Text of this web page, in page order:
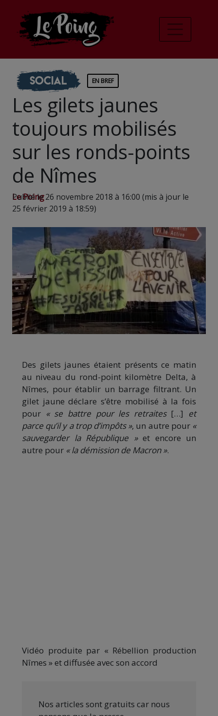
Social EN BREF
Les gilets jaunes
toujours mobilisés
sur les ronds-points
de Nîmes
Le Poing
Publié le 26 novembre 2018 à 16:00 (mis à jour le
25 février 2019 à 18:59)
Des gilets jaunes étaient présents ce matin
au niveau du rond-point kilomètre Delta, à
Nîmes, pour établir un barrage filtrant. Un
gilet jaune déclare s’être mobilisé à la fois
pour « se battre pour les retraites […]
et
parce qu’il y a trop d’impôts », un autre pour «
sauvegarder la République »et encore un
autre pour « la démission de Macron ».
Vidéo produite par « Rébellion production
Nîmes » et diffusée avec son accord
Nos articles sont gratuits car nous